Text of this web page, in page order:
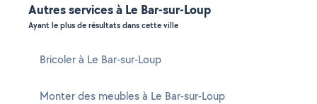
Autres services à Le Bar-sur-Loup
Ayant le plus de résultats dans cette ville
Bricoler à Le Bar-sur-Loup
Monter des meubles à Le Bar-sur-Loup